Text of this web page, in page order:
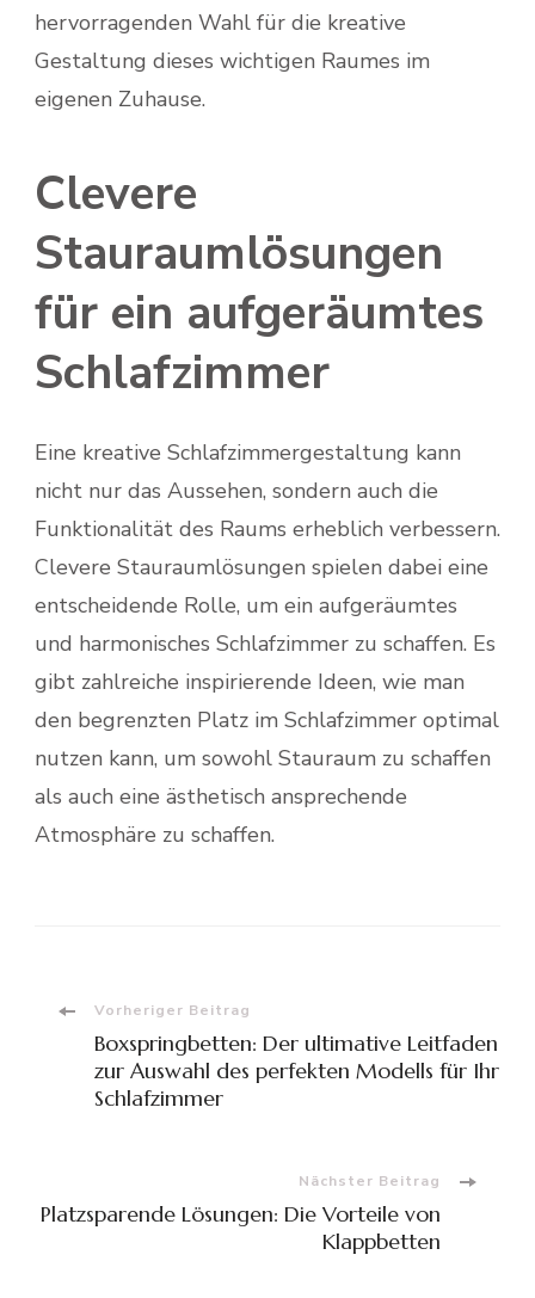
hervorragenden Wahl für die kreative
Gestaltung dieses wichtigen Raumes im
eigenen Zuhause.
Clevere
Stauraumlösungen
für ein aufgeräumtes
Schlafzimmer
Eine kreative Schlafzimmergestaltung kann
nicht nur das Aussehen, sondern auch die
Funktionalität des Raums erheblich verbessern.
Clevere Stauraumlösungen spielen dabei eine
entscheidende Rolle, um ein aufgeräumtes
und harmonisches Schlafzimmer zu schaffen. Es
gibt zahlreiche inspirierende Ideen, wie man
den begrenzten Platz im Schlafzimmer optimal
nutzen kann, um sowohl Stauraum zu schaffen
als auch eine ästhetisch ansprechende
Atmosphäre zu schaffen.
Beitragsnavigation
Vorheriger Beitrag
Boxspringbetten: Der ultimative Leitfaden
zur Auswahl des perfekten Modells für Ihr
Schlafzimmer
Nächster Beitrag
Platzsparende Lösungen: Die Vorteile von
Klappbetten